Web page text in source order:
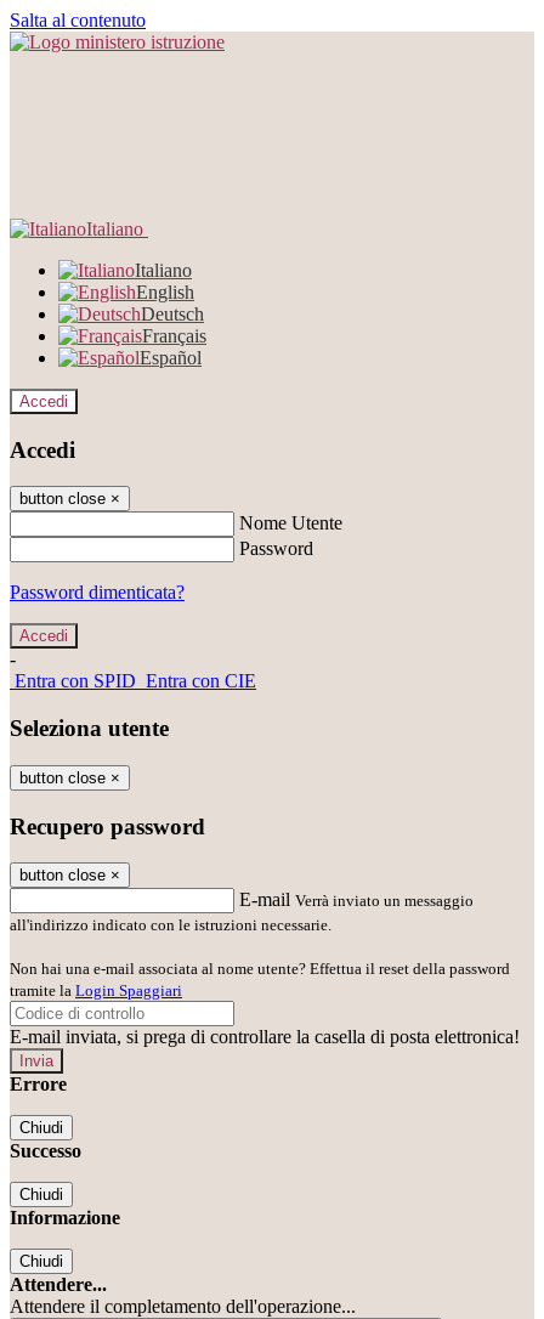
Salta al contenuto
Italiano
Italiano
English
Deutsch
Français
Español
Accedi
Accedi
button close ×
Nome Utente
Password
Password dimenticata?
-
Entra con SPID Entra con CIE
Seleziona utente
button close ×
Recupero password
button close ×
E-mail Verrà inviato un messaggio
all'indirizzo indicato con le istruzioni necessarie.
Non hai una e-mail associata al nome utente? Effettua il reset della password
tramite la Login Spaggiari
E-mail inviata, si prega di controllare la casella di posta elettronica!
Errore
Chiudi
Successo
Chiudi
Informazione
Chiudi
Attendere...
Attendere il completamento dell'operazione...